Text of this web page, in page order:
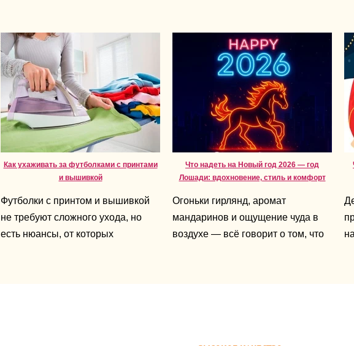
Как ухаживать за футболками с принтами
и вышивкой
Футболки с принтом и вышивкой
не требуют сложного ухода, но
есть нюансы, от которых
Что надеть на Новый год 2026 — год
Лошади: вдохновение, стиль и комфорт
Огоньки гирлянд, аромат
мандаринов и ощущение чуда в
воздухе — всё говорит о том, что